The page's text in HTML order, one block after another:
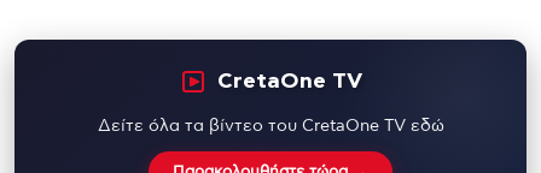
CretaOne TV
Δείτε όλα τα βίντεο του CretaOne TV εδώ